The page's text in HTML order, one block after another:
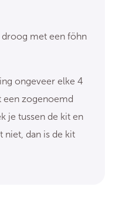
droog met een föhn
ongeveer elke 4
een zogenoemd
je tussen de kit en
niet, dan is de kit